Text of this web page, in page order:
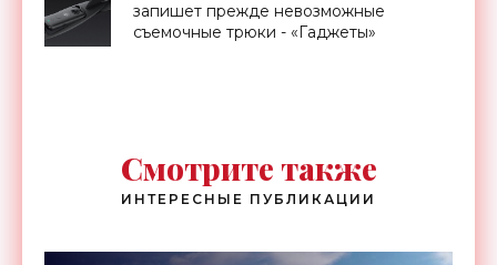
запишет прежде невозможные
съемочные трюки - «Гаджеты»
Смотрите также
ИНТЕРЕСНЫЕ ПУБЛИКАЦИИ